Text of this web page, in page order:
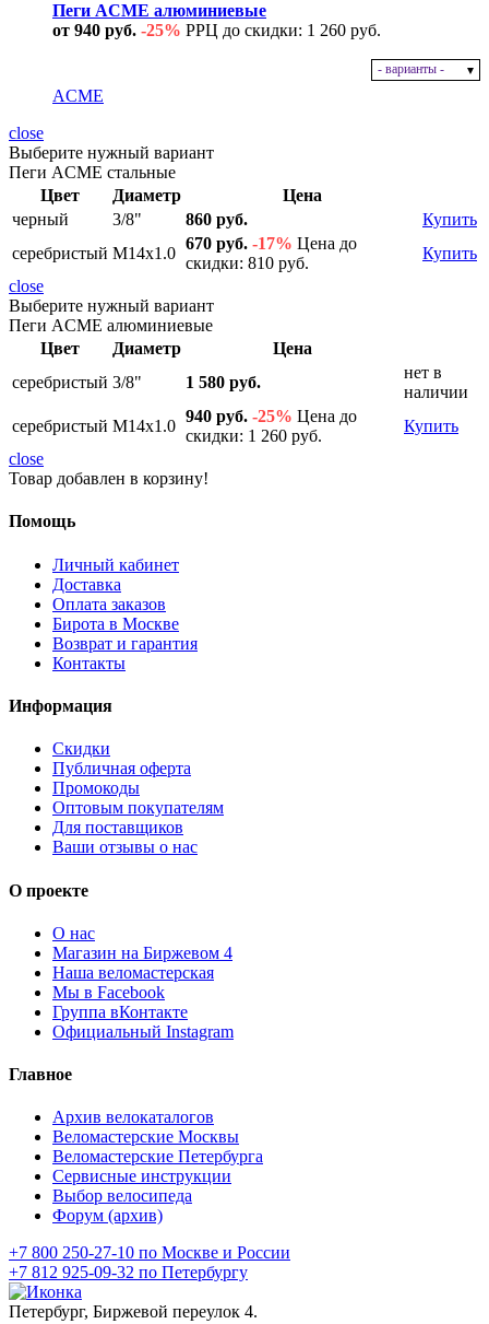
Пеги ACME алюминиевые
от 940 руб. -25% РРЦ до скидки: 1 260 руб.
- варианты -
ACME
close
Выберите нужный вариант
Пеги ACME стальные
Цвет
Диаметр
Цена
черный
3/8" 860 руб.
Купить
серебристый M14x1.0
670 руб. -17% Цена до
скидки: 810 руб.
Купить
close
Выберите нужный вариант
Пеги ACME алюминиевые
Цвет
Диаметр
Цена
серебристый 3/8" 1 580 руб.
нет в
наличии
серебристый M14x1.0
940 руб. -25% Цена до
скидки: 1 260 руб.
Купить
close
Товар добавлен в корзину!
Помощь
Личный кабинет
Доставка
Оплата заказов
Бирота в Москве
Возврат и гарантия
Контакты
Информация
Скидки
Публичная оферта
Промокоды
Оптовым покупателям
Для поставщиков
Ваши отзывы о нас
О проекте
О нас
Магазин на Биржевом 4
Наша веломастерская
Мы в Facebook
Группа вКонтакте
Официальный Instagram
Главное
Архив велокаталогов
Веломастерские Москвы
Веломастерские Петербурга
Сервисные инструкции
Выбор велосипеда
Форум (архив)
+7 800 250-27-10 по Москве и России
+7 812 925-09-32 по Петербургу
Петербург, Биржевой переулок 4.